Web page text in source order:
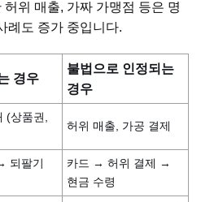
위 매출, 가짜 가맹점 등은 명
례도 증가 중입니다.
경우
불법으로 인정되는
경우
(상품권,
허위 매출, 가공 결제
되팔기
카드 → 허위 결제 →
현금 수령